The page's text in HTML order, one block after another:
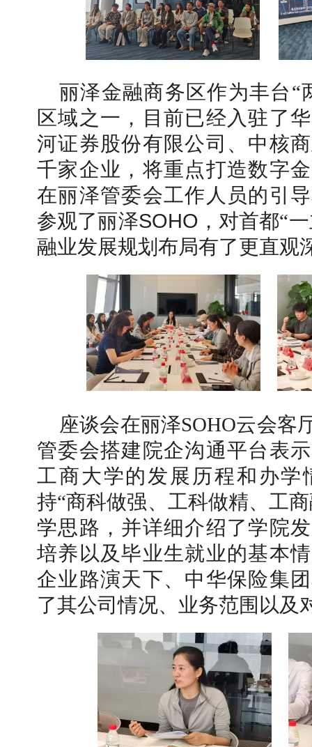
丽泽金融商务区作为丰台“
区域之一，目前已经入驻了
河证券股份有限公司、中核
千家企业，将重点打造数字
在丽泽管委会工作人员的引
参观了丽泽SOHO ，对首都“
融业发展规划布局有了更直观
座谈会在丽泽SOHO云会客
管委会搭建院企沟通平台表
工商大学的发展历程和办学
持“商科做强、工科做精、工
学思路，并详细介绍了学院
培养以及毕业生就业的基本
企业路演天下、中华保险集
了其公司情况、业务范围以及
北工商光影——2025年冬天